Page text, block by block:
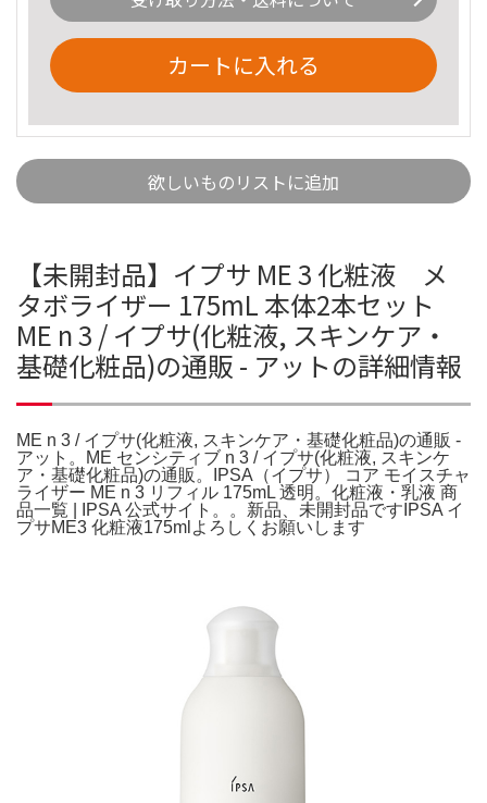
カートに入れる
欲しいものリストに追加
【未開封品】イプサ ME 3 化粧液 メ
タボライザー 175mL 本体2本セット
ME n 3 / イプサ(化粧液, スキンケア・
基礎化粧品)の通販 - アットの詳細情報
ME n 3 / イプサ(化粧液, スキンケア・基礎化粧品)の通販 -
アット。ME センシティブ n 3 / イプサ(化粧液, スキンケ
ア・基礎化粧品)の通販。IPSA（イプサ） コア モイスチャ
ライザー ME n 3 リフィル 175mL 透明。化粧液・乳液 商
品一覧 | IPSA 公式サイト。。新品、未開封品ですIPSA イ
プサME3 化粧液175mlよろしくお願いします